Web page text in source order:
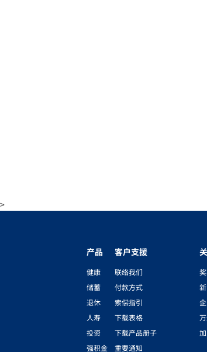
>
产品
健康
储蓄
退休
人寿
投资
强积金
客户支援
联络我们
付款方式
索偿指引
下载表格
下载产品册子
重要通知